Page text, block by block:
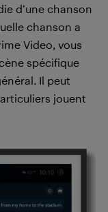
d’une chanson
chanson a
Video, vous
spécifique
Il peut
jouent